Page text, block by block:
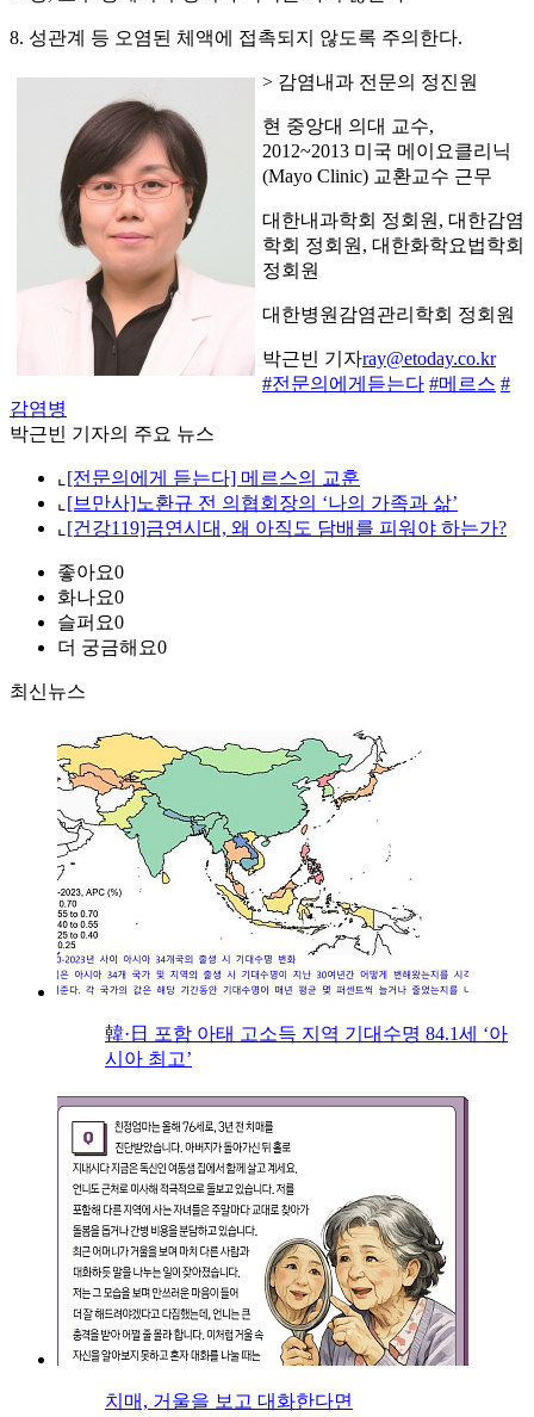
8. 성관계 등 오염된 체액에 접촉되지 않도록 주의한다.
> 감염내과 전문의 정진원
현 중앙대 의대 교수,
2012~2013 미국 메이요클리닉
(Mayo Clinic) 교환교수 근무
대한내과학회 정회원, 대한감염
학회 정회원, 대한화학요법학회
정회원
대한병원감염관리학회 정회원
박근빈 기자ray@etoday.co.kr
#전문의에게듣는다 #메르스 #
감염병
박근빈 기자의 주요 뉴스
⌞ [전문의에게 듣는다] 메르스의 교훈
⌞ [브만사]노환규 전 의협회장의 ‘나의 가족과 삶’
⌞ [건강119]금연시대, 왜 아직도 담배를 피워야 하는가?
좋아요0
화나요0
슬퍼요0
더 궁금해요0
최신뉴스
韓·日 포함 아태 고소득 지역 기대수명 84.1세 ‘아
시아 최고’
치매, 거울을 보고 대화한다면